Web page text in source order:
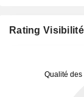
Rating Visibilité